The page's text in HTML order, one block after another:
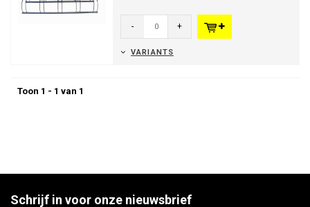
- +
VARIANTS
Toon 1 - 1 van 1
Schrijf in voor onze nieuwsbrief